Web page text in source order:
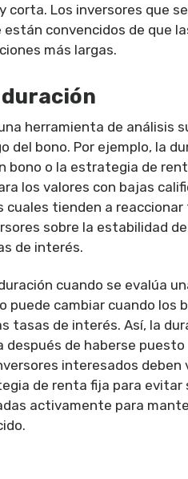
corta. Los inversores que
convencidos de que
más largas.
herramienta de análisis
del bono. Por ejemplo, la
bono o la estrategia de
los valores con bajas
cuales tienden a
sobre la estabilidad
de interés.
cuando se evalúa
puede cambiar cuando los
tasas de interés. Así, la
después de haberse
interesados deben
de renta fija para evitar
activamente para